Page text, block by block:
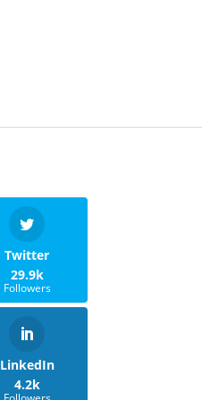
Twitter
29.9k
Followers
LinkedIn
4.2k